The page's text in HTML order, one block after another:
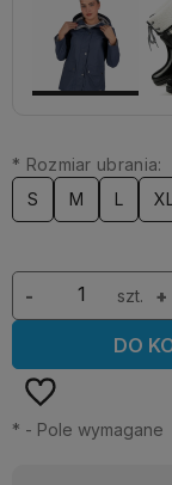
* Rozmiar ubrania:
S
M L XL
szt. +
-
DO
* - Pole wymagane